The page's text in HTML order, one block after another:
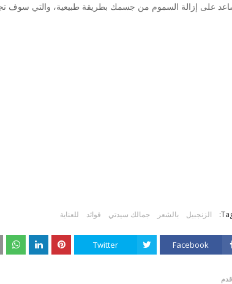
على إزالة السموم من جسمك بطريقة طبيعية، والتي سوف
الزنجبيل بالشعر جمالك سيدتي فوائد للعناية
Facebook
Twitter